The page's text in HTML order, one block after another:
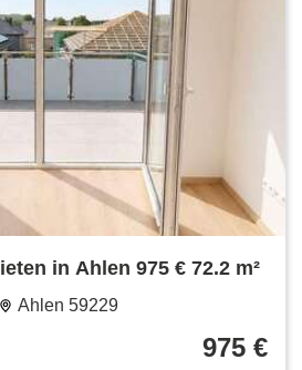
in Ahlen 975 € 72.2 m²
Ahlen 59229
975 €